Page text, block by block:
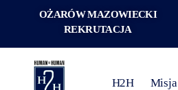
OŻARÓW MAZOWIECKI
REKRUTACJA
H2H Misja